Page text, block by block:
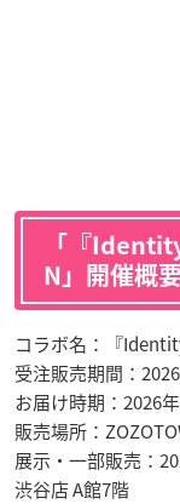
「『
N」開催概要
コラボ名：『
受注販売期間：
お届け時期：2026
販売場所：
展示・一部販売：
渋谷店 A館7階